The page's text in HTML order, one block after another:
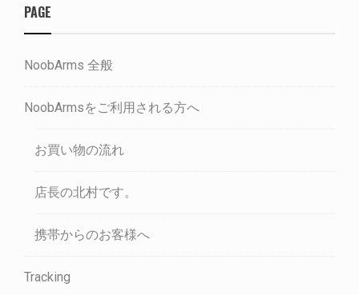
PAGE
NoobArms 全般
NoobArmsをご利用される方へ
お買い物の流れ
店長の北村です。
携帯からのお客様へ
Tracking